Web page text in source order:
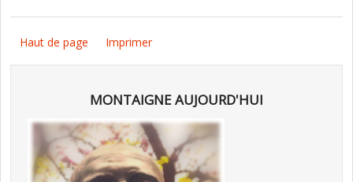
Haut de page Imprimer
MONTAIGNE AUJOURD'HUI